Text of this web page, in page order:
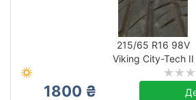
215/65 R16 98V
Viking City-Tech II
1800 ₴